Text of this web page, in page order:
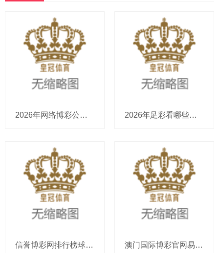
2026年网络博彩公司有几个2020欧洲杯预选赛直播（www.crowngamblingzone.c 2026年足彩看哪些博彩公司bet皇冠体育app（www.crownbetssitezonezone
信誉博彩网排行榜球探足球皇冠开户_弓手女：开脱灵魂与着实魔力的齐全碰撞 澳门国际博彩官网易胜博博彩公司正规吗（www.crowncasinozonehub.com）